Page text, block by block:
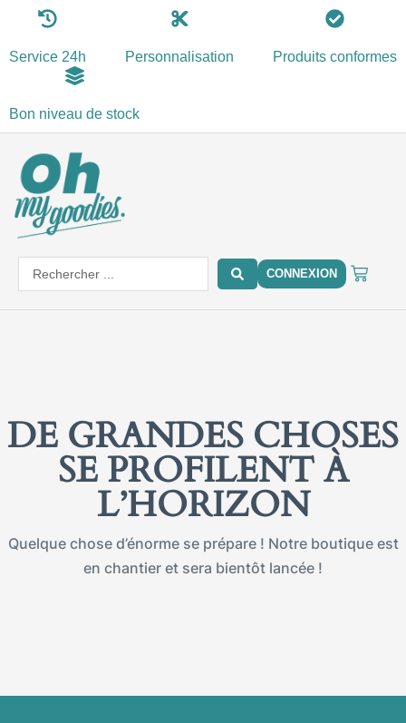
contenu
Service 24h Personnalisation Produits conformes
Bon niveau de stock
Search
...
CONNEXION
DE GRANDES CHOSES
SE PROFILENT À
L’HORIZON
Quelque chose d’énorme se prépare ! Notre boutique est
en chantier et sera bientôt lancée !